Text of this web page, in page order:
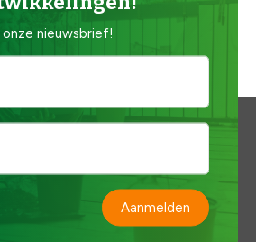
nieuwsbrief!
Aanmelden